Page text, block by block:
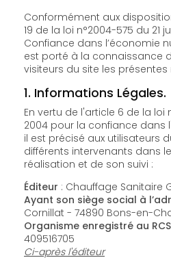
Conformément aux
19 de la loi n°2004-575 du 21
Confiance dans l’économie
est porté à la connaissance
visiteurs du site les
1. Informations Légales.
En vertu de l'article 6 de la loi
2004 pour la confiance dans
il est précisé aux utilisateurs
différents intervenants dans
réalisation et de son suivi :
Éditeur : Chauffage Sanitaire
Ayant son siège social à
Cornillat - 74890 Bons-en-
Organisme enregistré au RCS
409516705
Ci-après l'éditeur